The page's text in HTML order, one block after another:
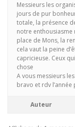
Messieurs les
jours de pur
totale, la présence
notre
place de Mons, la
cela vaut la peine
capricieuse. Ceux
chose
A vous messieurs
bravo et rdv
Auteur